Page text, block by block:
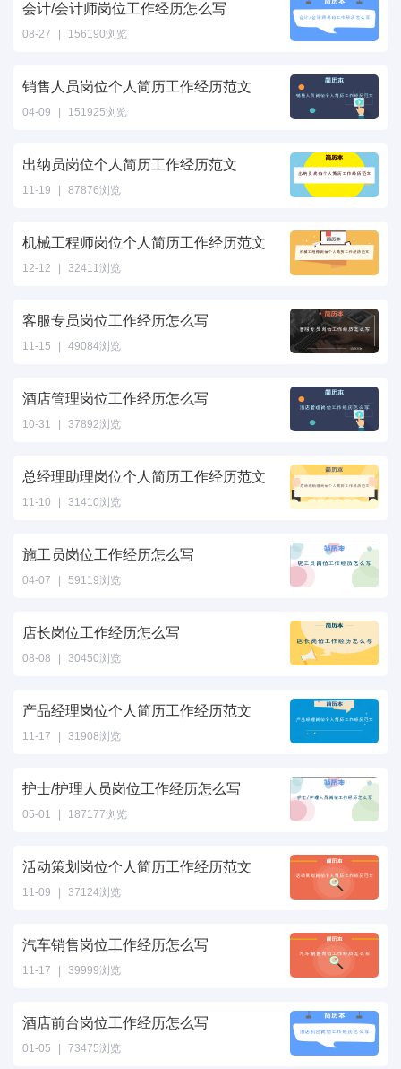
会计/会计师岗位工作经历怎么写
08-27 156190浏览
销售人员岗位个人简历工作经历范文
04-09 151925浏览
出纳员岗位个人简历工作经历范文
11-19 87876浏览
机械工程师岗位个人简历工作经历范文
12-12 32411浏览
客服专员岗位工作经历怎么写
11-15 49084浏览
酒店管理岗位工作经历怎么写
10-31 37892浏览
总经理助理岗位个人简历工作经历范文
11-10 31410浏览
施工员岗位工作经历怎么写
04-07 59119浏览
店长岗位工作经历怎么写
08-08 30450浏览
产品经理岗位个人简历工作经历范文
11-17 31908浏览
护士/护理人员岗位工作经历怎么写
05-01 187177浏览
活动策划岗位个人简历工作经历范文
11-09 37124浏览
汽车销售岗位工作经历怎么写
11-17 39999浏览
酒店前台岗位工作经历怎么写
01-05 73475浏览